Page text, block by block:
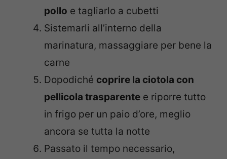
pollo e tagliarlo a cubetti
Sistemarli all’interno della
marinatura, massaggiare per bene la
carne
Dopodiché coprire la ciotola con
pellicola trasparente e riporre tutto
in frigo per un paio d’ore, meglio
ancora se tutta la notte
Passato il tempo necessario,